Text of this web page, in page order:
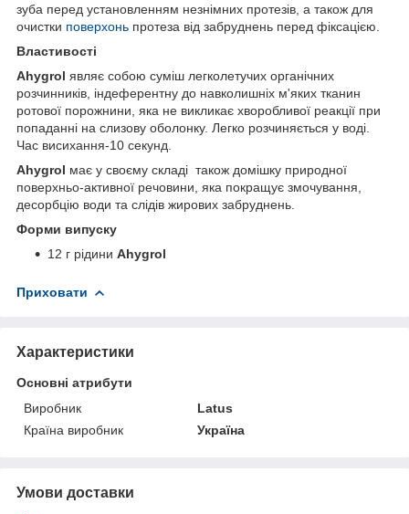
зуба перед установленням незнімних протезів, а також для
очистки поверхонь протеза від забруднень перед фіксацією.
Властивості
Ahygrol являє собою суміш легколетучих органічних
розчинників, індеферентну до навколишніх м'яких тканин
ротової порожнини, яка не викликає хворобливої реакції при
попаданні на слизову оболонку. Легко розчиняється у воді.
Час висихання-10 секунд.
Ahygrol має у своєму складі також домішку природної
поверхньо-активної речовини, яка покращує змочування,
десорбцію води та слідів жирових забруднень.
Форми випуску
12 г рідини Ahygrol
Приховати
Характеристики
Основні атрибути
Виробник
Latus
Країна виробник
Україна
Умови доставки